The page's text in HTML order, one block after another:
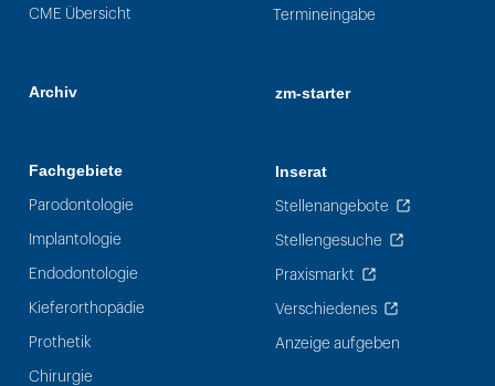
CME Übersicht
Archiv
Fachgebiete
Parodontologie
Implantologie
Endodontologie
Kieferorthopädie
Prothetik
Chirurgie
Termineingabe
zm-starter
Inserat
Stellenangebote
Stellengesuche
Praxismarkt
Verschiedenes
Anzeige aufgeben